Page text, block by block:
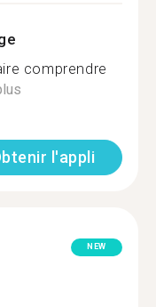
comprendre
l'appli
NEW